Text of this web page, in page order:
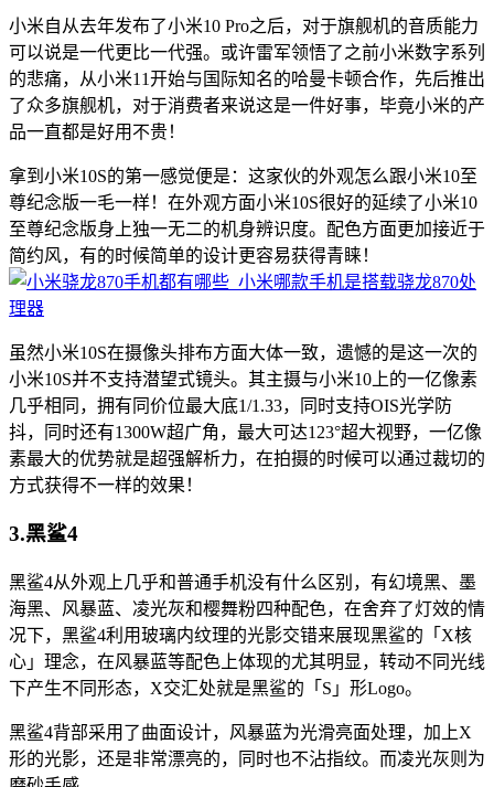
小米自从去年发布了小米10 Pro之后，对于旗舰机的音质能力
可以说是一代更比一代强。或许雷军领悟了之前小米数字系列
的悲痛，从小米11开始与国际知名的哈曼卡顿合作，先后推出
了众多旗舰机，对于消费者来说这是一件好事，毕竟小米的产
品一直都是好用不贵！
拿到小米10S的第一感觉便是：这家伙的外观怎么跟小米10至
尊纪念版一毛一样！在外观方面小米10S很好的延续了小米10
至尊纪念版身上独一无二的机身辨识度。配色方面更加接近于
简约风，有的时候简单的设计更容易获得青睐！
虽然小米10S在摄像头排布方面大体一致，遗憾的是这一次的
小米10S并不支持潜望式镜头。其主摄与小米10上的一亿像素
几乎相同，拥有同价位最大底1/1.33，同时支持OIS光学防
抖，同时还有1300W超广角，最大可达123°超大视野，一亿像
素最大的优势就是超强解析力，在拍摄的时候可以通过裁切的
方式获得不一样的效果！
3.黑鲨4
黑鲨4从外观上几乎和普通手机没有什么区别，有幻境黑、墨
海黑、风暴蓝、凌光灰和樱舞粉四种配色，在舍弃了灯效的情
况下，黑鲨4利用玻璃内纹理的光影交错来展现黑鲨的「X核
心」理念，在风暴蓝等配色上体现的尤其明显，转动不同光线
下产生不同形态，X交汇处就是黑鲨的「S」形Logo。
黑鲨4背部采用了曲面设计，风暴蓝为光滑亮面处理，加上X
形的光影，还是非常漂亮的，同时也不沾指纹。而凌光灰则为